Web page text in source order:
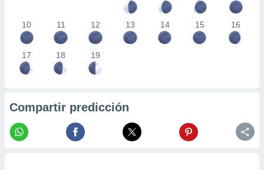
10 11 12 13 14 15 16
17 18 19
Compartir predicción